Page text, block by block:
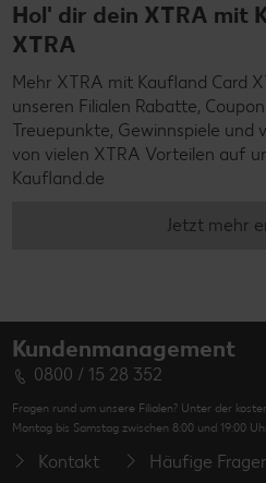
Hol' dir dein XTRA mit
XTRA
Mehr XTRA mit Kaufland Card
unseren Filialen Rabatte,
Treuepunkte, Gewinnspiele und
von vielen XTRA Vorteilen auf
Kaufland.de
Jetzt mehr
Kundenmanagement
0800 / 15 28 352
Fragen rund um unsere Filialen? Unter der
Montag bis Samstag zwischen 8:00 und 19:00
Kontakt Häufige